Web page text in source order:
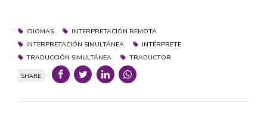
IDIOMAS
INTERPRETACIÓN REMOTA
INTERPRETACIÓN SIMULTÁNEA
INTÉRPRETE
TRADUCCIÓN SIMULTÁNEA
TRADUCTOR
SHARE